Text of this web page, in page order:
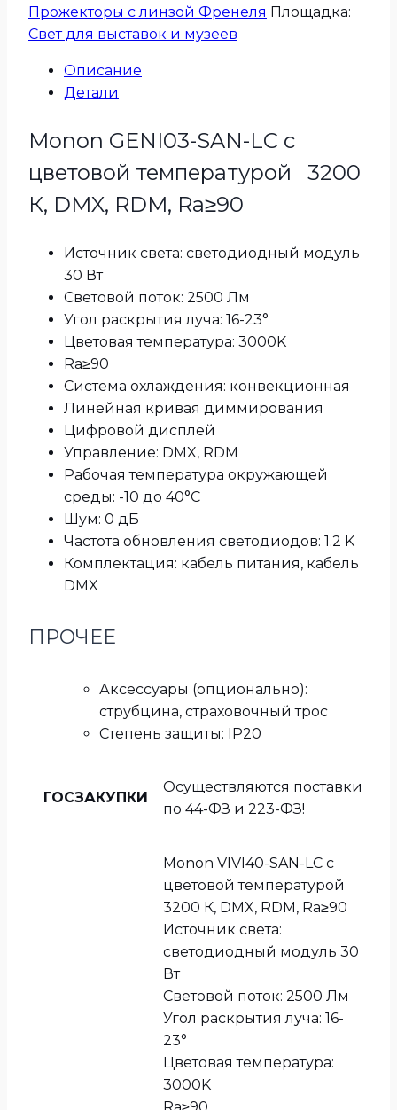
Прожекторы с линзой Френеля Площадка:
Свет для выставок и музеев
Описание
Детали
Monon GENI03-SAN-LC с
цветовой температурой 3200
К, DMX, RDM, Ra≥90
Источник света: светодиодный модуль
30 Вт
Световой поток: 2500 Лм
Угол раскрытия луча: 16-23°
Цветовая температура: 3000K
Ra≥90
Система охлаждения: конвекционная
Линейная кривая диммирования
Цифровой дисплей
Управление: DMX, RDM
Рабочая температура окружающей
среды: -10 до 40°C
Шум: 0 дБ
Частота обновления светодиодов: 1.2 K
Комплектация: кабель питания, кабель
DMX
ПРОЧЕЕ
Аксессуары (опционально):
струбцина, страховочный трос
Степень защиты: IP20
ГОСЗАКУПКИ
Осуществляются поставки
по 44-ФЗ и 223-ФЗ!
Monon VIVI40-SAN-LC с
цветовой температурой
3200 К, DMX, RDM, Ra≥90
Источник света:
светодиодный модуль 30
Вт
Световой поток: 2500 Лм
Угол раскрытия луча: 16-
23°
Цветовая температура:
3000K
Ra≥90